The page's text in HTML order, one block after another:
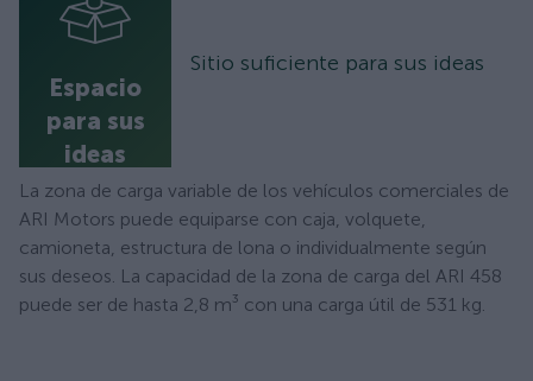
Espacio
para sus
ideas
Sitio suficiente para sus ideas
La zona de carga variable de los vehículos comerciales de
ARI Motors puede equiparse con caja, volquete,
camioneta, estructura de lona o individualmente según
sus deseos. La capacidad de la zona de carga del ARI 458
puede ser de hasta 2,8 m³ con una carga útil de 531 kg.